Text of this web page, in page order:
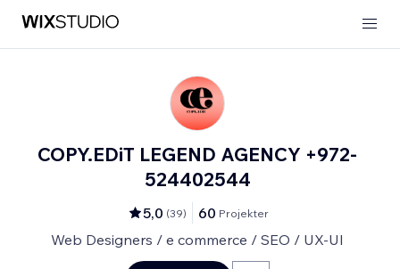
COPY.EDiT LEGEND AGENCY +972-
524402544
5,0 (39) 60 Projekter
Web Designers / e commerce / SEO / UX-UI